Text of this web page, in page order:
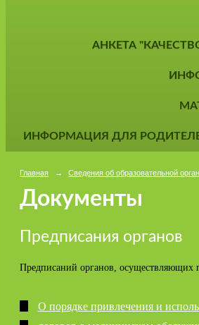
АНКЕТА
ИНФОРМАЦИЯ ДЛЯ
Главная → Сведения об образовательной
Документы
Предписания органов
Предписаний органов, осуществляющих
О порядке привлечения и